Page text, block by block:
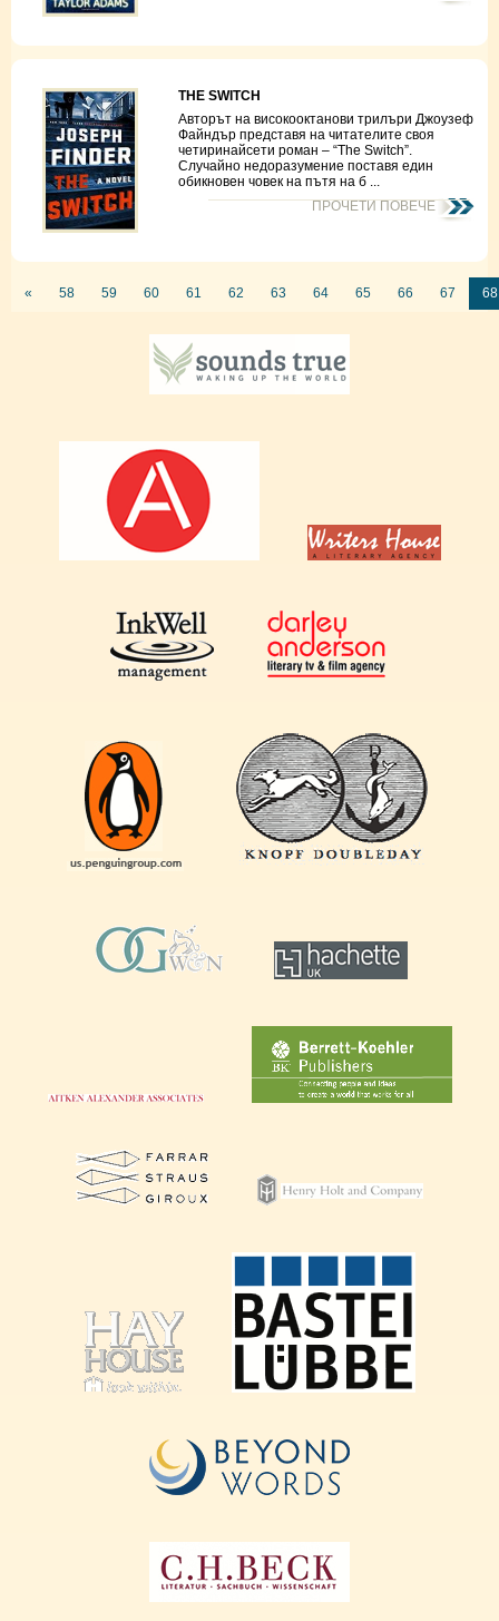
THE SWITCH
Авторът на високооктанови трилъри Джоузеф
Файндър представя на читателите своя
четиринайсети роман – “The Switch”.
Случайно недоразумение поставя един
обикновен човек на пътя на б ...
ПРОЧЕТИ ПОВЕЧЕ
« 58 59 60 61 62 63 64 65 66 67 68